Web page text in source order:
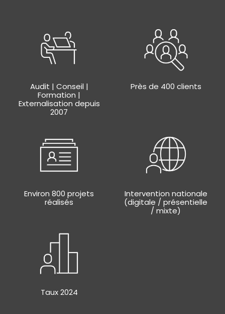
Audit | Conseil |
Formation |
Externalisation depuis
2007
Près de 400 clients
Environ 800 projets
réalisés
Intervention nationale
(digitale / présentielle
/ mixte)
Taux 2024